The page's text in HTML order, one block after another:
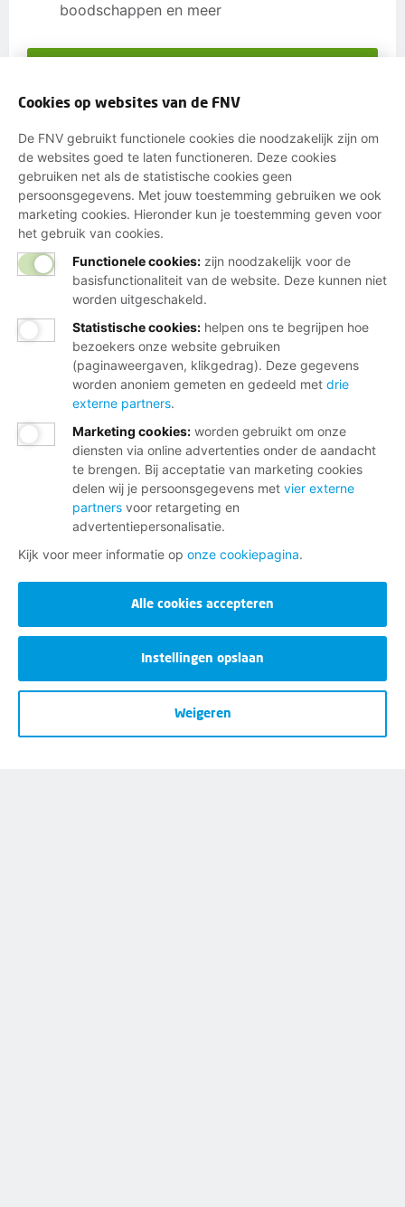
boodschappen en meer
Of maak een ander lid en verdien een tientje
Wij helpen je graag
Bij al je vragen over werk, inkomen en
lidmaatschap.
Neem contact op met de FNV
Vragen over het lidmaatschap
Vragen over werk en inkomen
Dienstverlening bij jou in de buurt
Meld je aan voor onze nieuwsbrief
Cookies
Cookies op websites van de FNV
De FNV gebruikt functionele cookies die noodzakelijk zijn om
de websites goed te laten functioneren. Deze cookies
gebruiken net als de statistische cookies geen
persoonsgegevens. Met jouw toestemming gebruiken we ook
marketing cookies. Hieronder kun je toestemming geven voor
het gebruik van cookies.
Functionele cookies: zijn noodzakelijk voor de
basisfunctionaliteit van de website. Deze kunnen niet
worden uitgeschakeld.
Statistische cookies: helpen ons te begrijpen hoe
bezoekers onze website gebruiken
(paginaweergaven, klikgedrag). Deze gegevens
worden anoniem gemeten en gedeeld met drie
externe partners.
Marketing cookies: worden gebruikt om onze
diensten via online advertenties onder de aandacht
te brengen. Bij acceptatie van marketing cookies
delen wij je persoonsgegevens met vier externe
partners voor retargeting en
advertentiepersonalisatie.
Kijk voor meer informatie op onze cookiepagina.
Alle cookies accepteren
Instellingen opslaan
Weigeren